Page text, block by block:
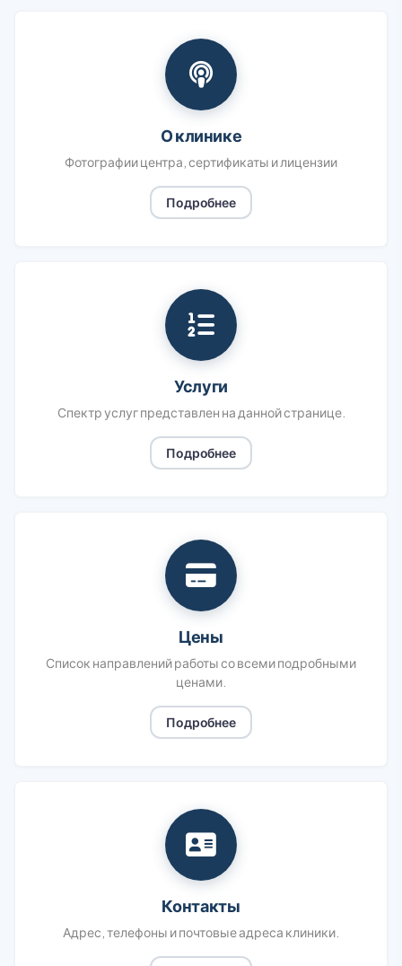
О клинике
Фотографии центра, сертификаты и лицензии
Подробнее
Услуги
Спектр услуг представлен на данной странице.
Подробнее
Цены
Список направлений работы со всеми подробными
ценами.
Подробнее
Контакты
Адрес, телефоны и почтовые адреса клиники.